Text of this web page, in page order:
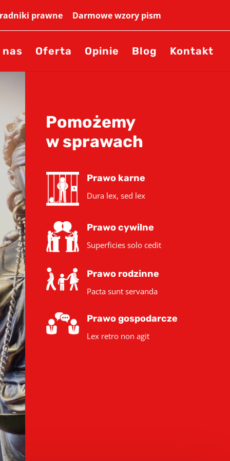
prawne Darmowe wzory pism
nas Oferta Opinie Blog Kontakt
Pomożemy
w sprawach
Prawo karne
Dura lex, sed lex
Prawo cywilne
Superficies solo cedit
Prawo rodzinne
Pacta sunt servanda
Prawo gospodarcze
Lex retro non agit